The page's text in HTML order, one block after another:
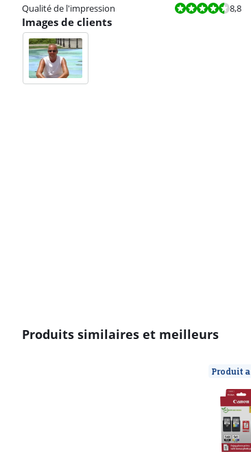
Qualité de l'impression
La note est 8,8 sur 10. 8,8
Images de clients
Produits similaires et meilleurs
Produit